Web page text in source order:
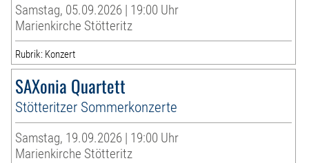
Samstag, 05.09.2026 | 19:00 Uhr
Marienkirche Stötteritz
Rubrik: Konzert
SAXonia Quartett
Stötteritzer Sommerkonzerte
Samstag, 19.09.2026 | 19:00 Uhr
Marienkirche Stötteritz